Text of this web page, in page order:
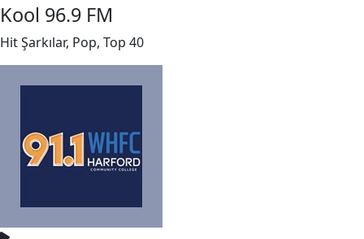
Kool 96.9 FM
Hit Şarkılar, Pop, Top 40